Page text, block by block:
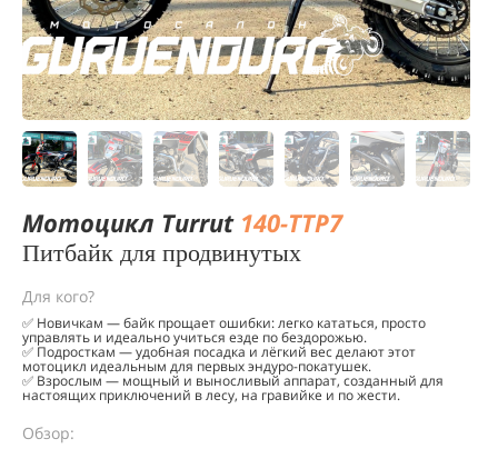
Мотоцикл Turrut 140-TTP7
Питбайк для продвинутых
Для кого?
✅ Новичкам — байк прощает ошибки: легко кататься, просто
управлять и идеально учиться езде по бездорожью.
✅ Подросткам — удобная посадка и лёгкий вес делают этот
мотоцикл идеальным для первых эндуро-покатушек.
✅ Взрослым — мощный и выносливый аппарат, созданный для
настоящих приключений в лесу, на гравийке и по жести.
Обзор: